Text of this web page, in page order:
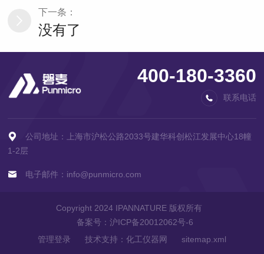
下一条：
没有了
400-180-3360
联系电话
公司地址：上海市沪松公路2033号建华科创松江发展中心18幢
1-2层
电子邮件：info@punmicro.com
Copyright 2024 IPANNATURE 版权所有
备案号： 沪ICP备20012062号-6
管理登录
技术支持： 化工仪器网 sitemap.xml